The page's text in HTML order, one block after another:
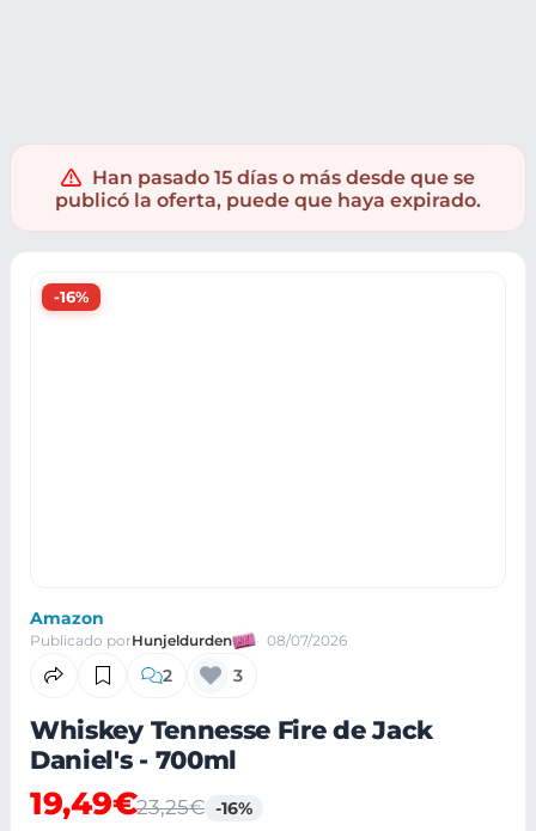
Han pasado 15 días o más desde que se
publicó la oferta, puede que haya expirado.
-16%
Amazon
Publicado porHunjeldurden 08/07/2026
2 3
Whiskey Tennesse Fire de Jack
Daniel's - 700ml
19,49€23,25€ -16%